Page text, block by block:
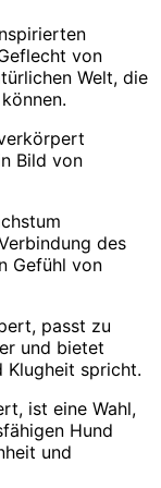
von
Welt, die
Bild von
des
Gefühl von
passt zu
und bietet
Klugheit spricht.
ist eine Wahl,
Hund
und